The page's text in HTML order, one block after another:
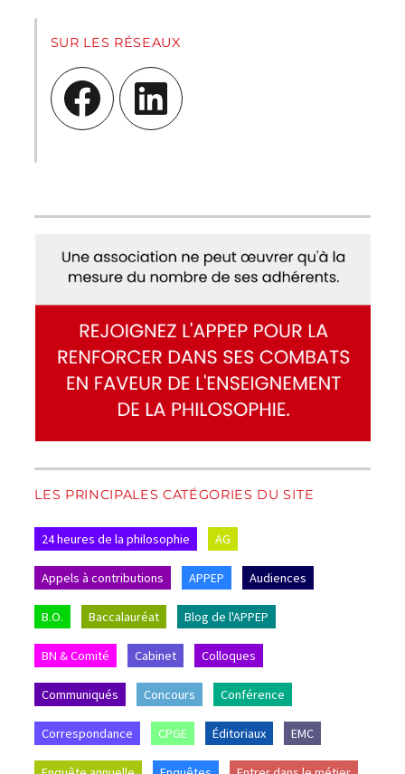
SUR LES RÉSEAUX
Facebook LinkedIn
LES PRINCIPALES CATÉGORIES DU SITE
24 heures de la philosophie AG
Appels à contributions APPEP Audiences
B.O. Baccalauréat Blog de l'APPEP
BN & Comité Cabinet Colloques
Communiqués Concours Conférence
Correspondance CPGE Éditoriaux EMC